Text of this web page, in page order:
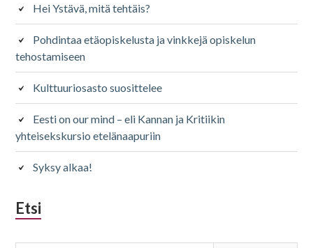
Hei Ystävä, mitä tehtäis?
Pohdintaa etäopiskelusta ja vinkkejä opiskelun
tehostamiseen
Kulttuuriosasto suosittelee
Eesti on our mind – eli Kannan ja Kritiikin
yhteisekskursio etelänaapuriin
Syksy alkaa!
Etsi